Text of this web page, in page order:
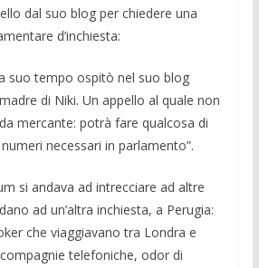
dal suo blog per chiedere una
d’inchiesta:
suo tempo ospi­tò nel suo blog
di Niki. Un appello al quale non
mercante: potrà fare qualcosa di
necessari in parlamento”.
si andava ad intrecciare ad altre
ad un’altra inchiesta, a Perugia:
che viaggiavano tra Londra e
compa­gnie telefoniche, odor di